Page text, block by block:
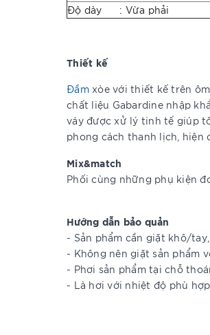
Độ dày : Vừa phải
Thiết kế
Đầmxòe với thiết kế trên ôm
chất liệu Gabardine nhập
váy được xử lý tinh tế giúp
phong cách thanh lịch, hiện
Mix&match
Phối cùng những phụ kiện
Hướng dẫn bảo quản
- Sản phẩm cần giặt khô/
- Không nên giặt sản phẩm
- Phơi sản phẩm tại chỗ
- Là hơi với nhiệt độ phù